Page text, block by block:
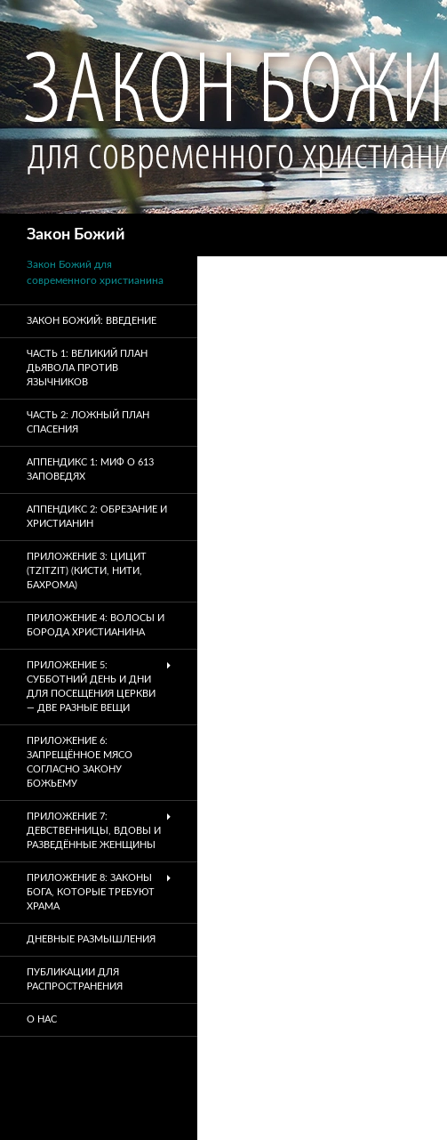
Закон Божий
Закон Божий для
современного христианина
ЗАКОН БОЖИЙ: ВВЕДЕНИЕ
ЧАСТЬ 1: ВЕЛИКИЙ ПЛАН
ДЬЯВОЛА ПРОТИВ
ЯЗЫЧНИКОВ
ЧАСТЬ 2: ЛОЖНЫЙ ПЛАН
СПАСЕНИЯ
АППЕНДИКС 1: МИФ О 613
ЗАПОВЕДЯХ
АППЕНДИКС 2: ОБРЕЗАНИЕ И
ХРИСТИАНИН
ПРИЛОЖЕНИЕ 3: ЦИЦИТ
(TZITZIT) (КИСТИ, НИТИ,
БАХРОМА)
ПРИЛОЖЕНИЕ 4: ВОЛОСЫ И
БОРОДА ХРИСТИАНИНА
ПРИЛОЖЕНИЕ 5:
СУББОТНИЙ ДЕНЬ И ДНИ
ДЛЯ ПОСЕЩЕНИЯ ЦЕРКВИ
— ДВЕ РАЗНЫЕ ВЕЩИ
ПРИЛОЖЕНИЕ 6:
ЗАПРЕЩЁННОЕ МЯСО
СОГЛАСНО ЗАКОНУ
БОЖЬЕМУ
ПРИЛОЖЕНИЕ 7:
ДЕВСТВЕННИЦЫ, ВДОВЫ И
РАЗВЕДЁННЫЕ ЖЕНЩИНЫ
ПРИЛОЖЕНИЕ 8: ЗАКОНЫ
БОГА, КОТОРЫЕ ТРЕБУЮТ
ХРАМА
ДНЕВНЫЕ РАЗМЫШЛЕНИЯ
ПУБЛИКАЦИИ ДЛЯ
РАСПРОСТРАНЕНИЯ
О НАС